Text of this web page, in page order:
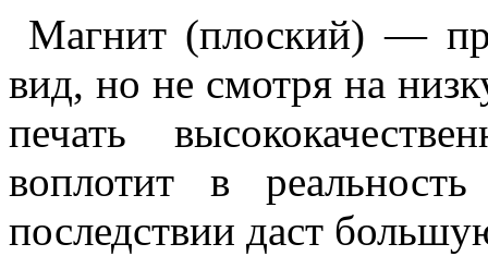
Магнит (плоский) —
вид, но не смотря на
печать
воплотит в
последствии даст